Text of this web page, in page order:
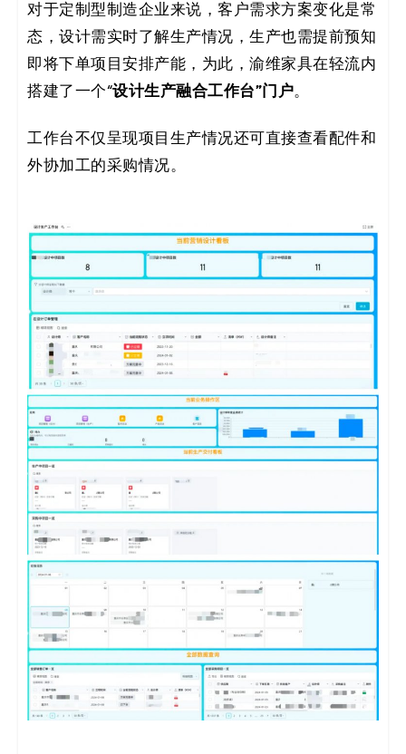
对于定制型制造企业来说，客户需求方案变化是常
态，设计需实时了解生产情况，生产也需提前预知
即将下单项目安排产能，为此，渝维家具在轻流内
搭建了一个“设计生产融合工作台”门户。
工作台不仅呈现项目生产情况还可直接查看配件和
外协加工的采购情况。